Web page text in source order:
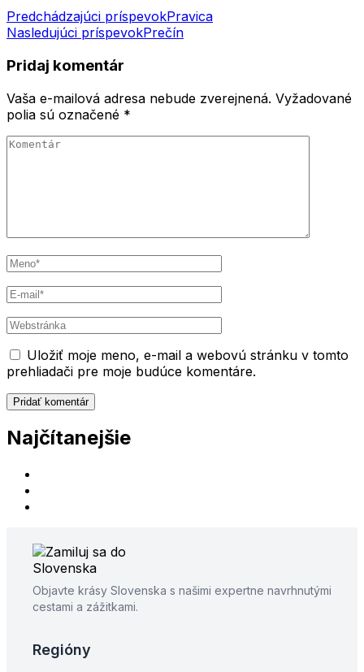
Navigácia
v
článku
Predchádzajúci príspevokPravica
Nasledujúci príspevokPrečín
Pridaj komentár
Vaša e-mailová adresa nebude zverejnená. Vyžadované
polia sú označené *
Komentár
Meno*
E-
mail*
Webstránka
Uložiť moje meno, e-mail a webovú stránku v tomto
prehliadači pre moje budúce komentáre.
Najčítanejšie
Objavte krásy Slovenska s našimi expertne navrhnutými
cestami a zážitkami.
Regióny